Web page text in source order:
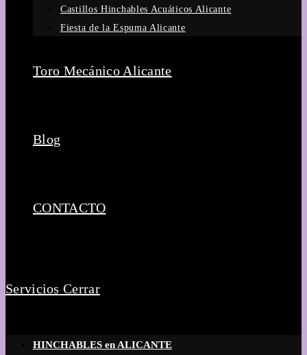
Castillos Hinchables Acuáticos Alicante
Fiesta de la Espuma Alicante
Toro Mecánico Alicante
Blog
CONTACTO
Servicios Cerrar
HINCHABLES en ALICANTE